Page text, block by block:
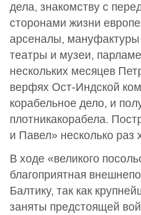
дела, знакомству с
сторонами жизни
арсеналы,
театры и музеи,
нескольких месяцев
верфях Ост-Индской
корабельное дело, и
плотникакорабела.
и Павел» несколько
В ходе «великого
благоприятная
Балтику, так как
заняты предстоящей